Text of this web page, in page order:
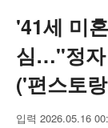
'41세 미
심…"정자
('편스토
입력 2026.05.16